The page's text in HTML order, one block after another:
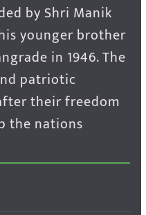
by Shri Manik
younger brother
in 1946. The
patriotic
their freedom
the nations